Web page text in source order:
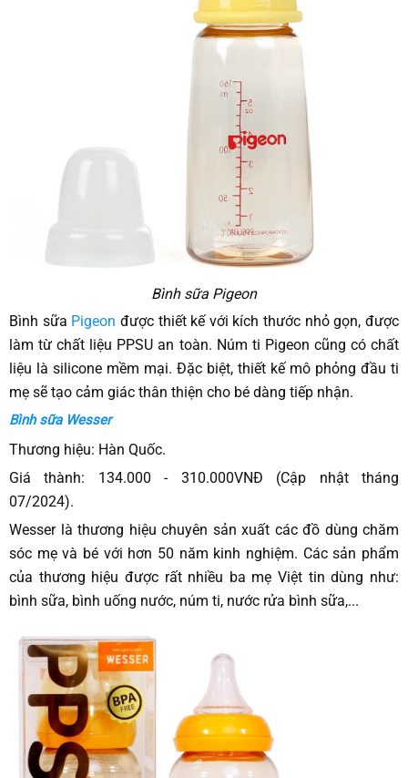
Bình sữa Pigeon
Bình sữa Pigeon được thiết kế với kích thước nhỏ gọn, được
làm từ chất liệu PPSU an toàn. Núm ti Pigeon cũng có chất
liệu là silicone mềm mại. Đặc biệt, thiết kế mô phỏng đầu ti
mẹ sẽ tạo cảm giác thân thiện cho bé dàng tiếp nhận.
Bình sữa Wesser
Thương hiệu: Hàn Quốc.
Giá thành: 134.000 - 310.000VNĐ (Cập nhật tháng
07/2024).
Wesser là thương hiệu chuyên sản xuất các đồ dùng chăm
sóc mẹ và bé với hơn 50 năm kinh nghiệm. Các sản phẩm
của thương hiệu được rất nhiều ba mẹ Việt tin dùng như:
bình sữa, bình uống nước, núm ti, nước rửa bình sữa,...